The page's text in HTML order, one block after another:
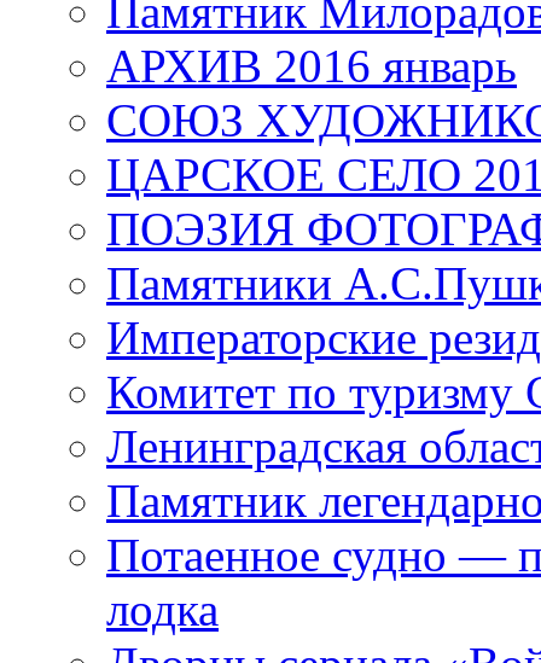
Памятник
АРХИВ 2016 январь
СОЮЗ
ЦАРСКОЕ СЕЛО
ПОЭЗИЯ
Памятники
Императорские
Комитет по туризму
Ленинградская
Памятник
Потаенное судно —
лодка